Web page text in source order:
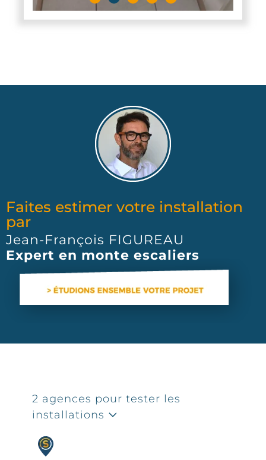
Faites estimer votre installation
par
Jean-François FIGUREAU
Expert en monte escaliers
2 agences pour tester les
installations